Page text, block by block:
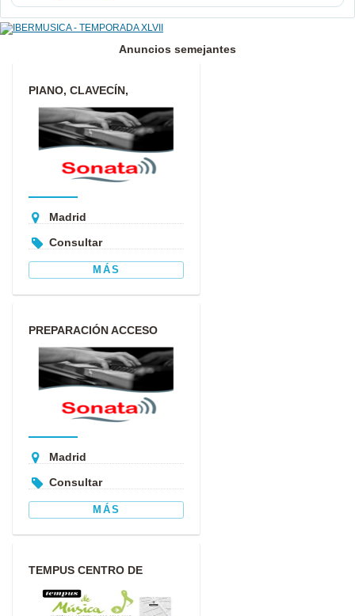
Anuncios semejantes
PIANO, CLAVECÍN,
ARMONÍA, ANÁLISIS,
COMPOSICIÓN, I...
Madrid
Consultar
MÁS
PREPARACIÓN ACCESO
CONSERVATORIO Y ABRSM
Madrid
Consultar
MÁS
TEMPUS CENTRO DE
INVESTIGACIÓN Y DIFUSIÓN